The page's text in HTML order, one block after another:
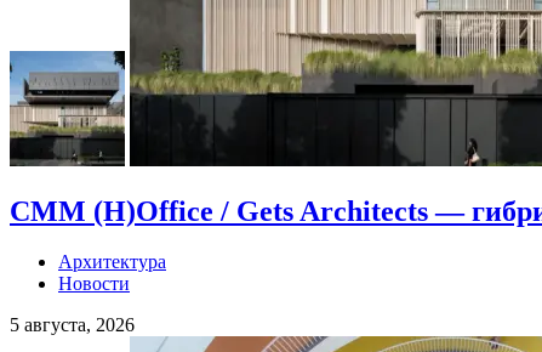
CMM (H)Office / Gets Architects —
Архитектура
Новости
5 августа, 2026